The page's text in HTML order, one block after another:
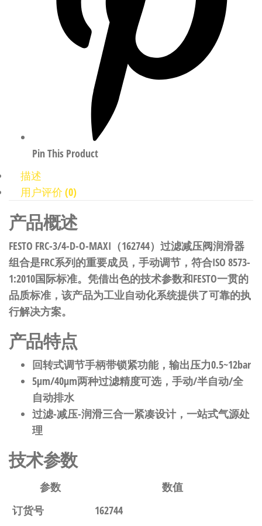
Pin This Product
描述
用户评价 (0)
产品概述
FESTO FRC-3/4-D-O-MAXI（162744）过滤减压阀润滑器
组合是FRC系列的重要成员，手动调节，符合ISO 8573-
1:2010国际标准。凭借出色的技术参数和FESTO一贯的
品质标准，该产品为工业自动化系统提供了可靠的执
行解决方案。
产品特点
回转式调节手柄带锁紧功能，输出压力0.5~12bar
5μm/40μm两种过滤精度可选，手动/半自动/全
自动排水
过滤-减压-润滑三合一紧凑设计，一站式气源处
理
技术参数
参数
数值
订货号
162744